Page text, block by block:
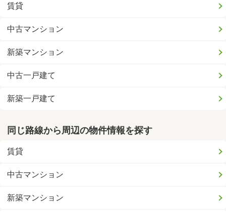
賃貸
中古マンション
新築マンション
中古一戸建て
新築一戸建て
同じ路線から周辺の物件情報を探す
賃貸
中古マンション
新築マンション